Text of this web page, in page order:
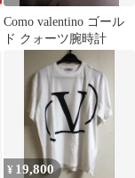
Como valentino ゴール
ド クォーツ腕時計
¥ 19,800